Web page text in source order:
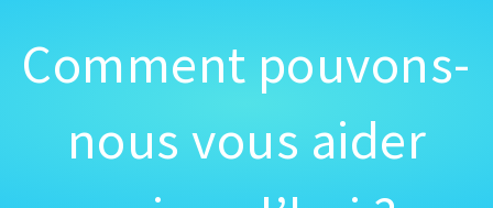
Comment pouvons-
nous vous aider